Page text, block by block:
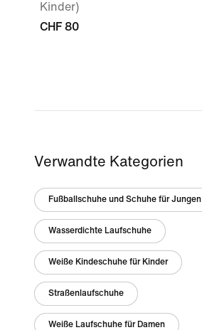
Kinder)
CHF 80
Verwandte Kategorien
Fußballschuhe und Schuhe für Jungen
Wasserdichte Laufschuhe
Weiße Kindeschuhe für Kinder
Straßenlaufschuhe
Weiße Laufschuhe für Damen